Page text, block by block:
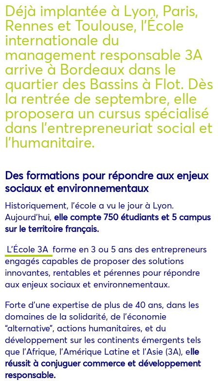
Déjà implantée à Lyon, Paris,
Rennes et Toulouse, l’École
internationale du
management responsable 3A
arrive à Bordeaux dans le
quartier des Bassins à Flot. Dès
la rentrée de septembre, elle
proposera un cursus spécialisé
dans l’entrepreneuriat social et
l’humanitaire.
Des formations pour répondre aux enjeux
sociaux et environnementaux
Historiquement, l’école a vu le jour à Lyon.
Aujourd’hui, elle compte 750 étudiants et 5 campus
sur le territoire français.
L’École 3A forme en 3 ou 5 ans des entrepreneurs
engagés capables de proposer des solutions
innovantes, rentables et pérennes pour répondre
aux enjeux sociaux et environnementaux.
Forte d’une expertise de plus de 40 ans, dans les
domaines de la solidarité, de l’économie
“alternative”, actions humanitaires, et du
développement sur les continents émergents tels
que l’Afrique, l’Amérique Latine et l’Asie (3A), elle
réussit à conjuguer commerce et développement
responsable.